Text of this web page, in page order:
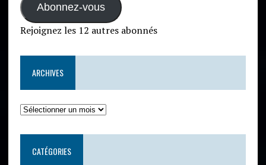
Abonnez-vous
Rejoignez les 12 autres abonnés
ARCHIVES
CATÉGORIES